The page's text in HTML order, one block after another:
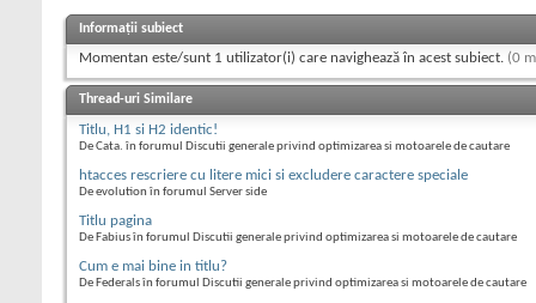
Informații subiect
Momentan este/sunt 1 utilizator(i) care navighează în acest subiect. (0
Thread-uri Similare
Titlu, H1 si H2 identic!
De Cata. în forumul Discutii generale privind optimizarea si motoarele de cautare
htacces rescriere cu litere mici si excludere caractere speciale
De evolution în forumul Server side
Titlu pagina
De Fabius în forumul Discutii generale privind optimizarea si motoarele de cautare
Cum e mai bine in titlu?
De Federals în forumul Discutii generale privind optimizarea si motoarele de cautare